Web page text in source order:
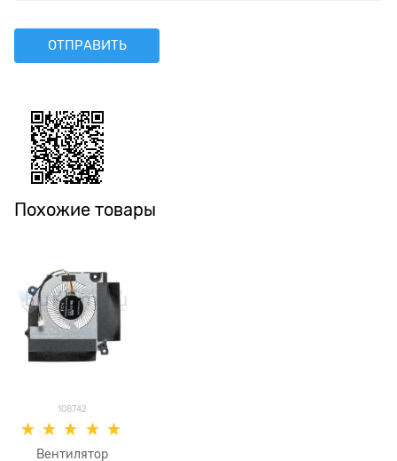
Похожие товары
108742
Вентилятор